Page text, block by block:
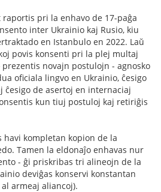
pri la enhavo de 17-paĝa
inter Ukrainio kaj Rusio, kiu
en Istanbulo en 2022. Laŭ
povis konsenti pri la plej multaj
novajn postulojn - agnosko
oficiala lingvo en Ukrainio, ĉesigo
ĉesigo de asertoj en internaciaj
kun tiuj postuloj kaj retiriĝis
havi kompletan kopion de la
Tamen la eldonaĵo enhavas nur
- ĝi priskribas tri alineojn de la
deviĝas konservi konstantan
armeaj aliancoj).